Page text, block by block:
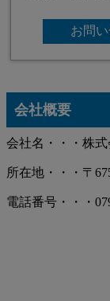
お問
会社概要
会社名・・・株
所在地・・・〒
電話番号・・・